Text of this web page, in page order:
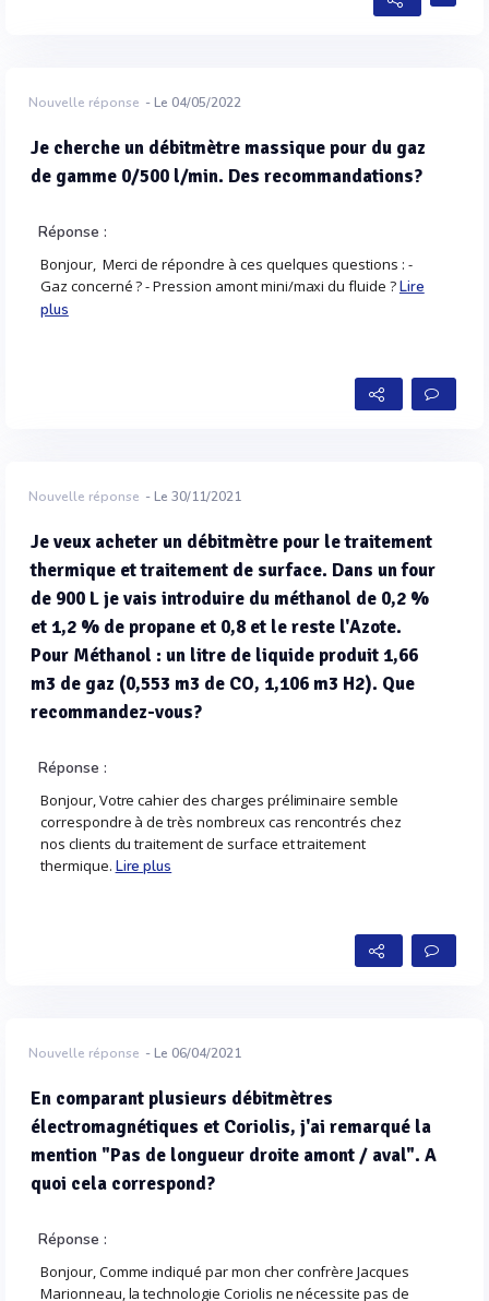
Nouvelle réponse - Le 04/05/2022
Je cherche un débitmètre massique pour du gaz
de gamme 0/500 l/min. Des recommandations?
Réponse :
Bonjour, Merci de répondre à ces quelques questions : -
Gaz concerné ? - Pression amont mini/maxi du fluide ?Lire
plus
Nouvelle réponse - Le 30/11/2021
Je veux acheter un débitmètre pour le traitement
thermique et traitement de surface. Dans un four
de 900 L je vais introduire du méthanol de 0,2 %
et 1,2 % de propane et 0,8 et le reste l'Azote.
Pour Méthanol : un litre de liquide produit 1,66
m3 de gaz (0,553 m3 de CO, 1,106 m3 H2). Que
recommandez-vous?
Réponse :
Bonjour, Votre cahier des charges préliminaire semble
correspondre à de très nombreux cas rencontrés chez
nos clients du traitement de surface et traitement
thermique. Lire plus
Nouvelle réponse - Le 06/04/2021
En comparant plusieurs débitmètres
électromagnétiques et Coriolis, j'ai remarqué la
mention "Pas de longueur droite amont / aval". A
quoi cela correspond?
Réponse :
Bonjour, Comme indiqué par mon cher confrère Jacques
Marionneau, la technologie Coriolis ne nécessite pas de